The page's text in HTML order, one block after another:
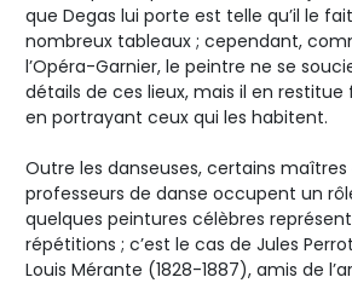
que Degas lui porte est telle qu’il le
nombreux tableaux ; cependant,
l’Opéra-Garnier, le peintre ne se
détails de ces lieux, mais il en restitue
en portrayant ceux qui les habitent.
Outre les danseuses, certains
professeurs de danse occupent un
quelques peintures célèbres
répétitions ; c’est le cas de Jules
Louis Mérante (1828-1887), amis de